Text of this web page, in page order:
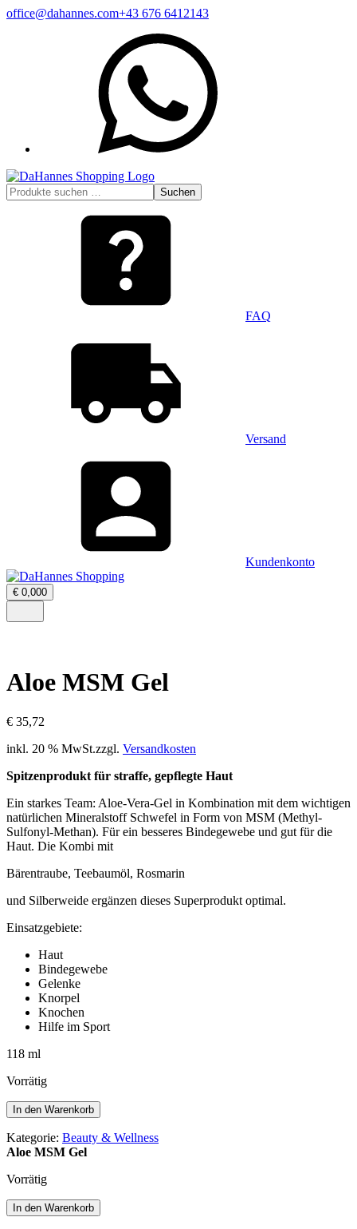
Zum
office@dahannes.com+43 676 6412143
Suchen
nach:
Suchen
FAQ
Versand
Kundenkonto
€ 0,000Warenkorb
öffnen
Menü
Aloe MSM Gel
€ 35,72
inkl. 20 % MwSt.zzgl. Versandkosten
Spitzenprodukt für straffe, gepflegte Haut
Ein starkes Team: Aloe-Vera-Gel in Kombination mit dem wichtigen
natürlichen Mineralstoff Schwefel in Form von MSM (Methyl-
Sulfonyl-Methan). Für ein besseres Bindegewebe und gut für die
Haut. Die Kombi mit
Bärentraube, Teebaumöl, Rosmarin
und Silberweide ergänzen dieses Superprodukt optimal.
Einsatzgebiete:
Haut
Bindegewebe
Gelenke
Knorpel
Knochen
Hilfe im Sport
118 ml
Vorrätig
Aloe
MSM
Gel
Menge
In den Warenkorb
Kategorie: Beauty & Wellness
Aloe MSM Gel
Vorrätig
Aloe
MSM
In den Warenkorb